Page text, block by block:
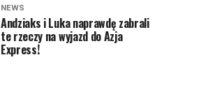
NEWS
Andziaks i Luka naprawdę zabrali
te rzeczy na wyjazd do Azja
Express!